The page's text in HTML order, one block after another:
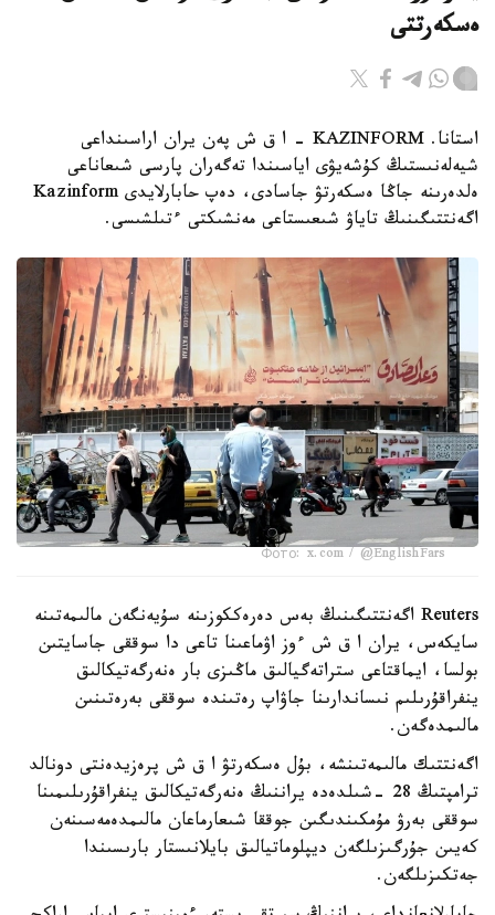
ەسكەرتتى
استانا. KAZINFORM - ا ق ش پەن يران اراسىنداعى
شيەلەنىستىڭ كۇشەيۋى اياسىندا تەگەران پارسى شىعاناعى
ەلدەرىنە جاڭا ەسكەرتۋ جاسادى، دەپ حابارلايدى Kazinform
اگەنتتىگىنىڭ تاياۋ شىعىستاعى مەنشىكتى ءتىلشىسى.
Фото: x.com / @EnglishFars
Reuters اگەنتتىگىنىڭ بەس دەرەككوزىنە سۇيەنگەن مالىمەتىنە
سايكەس، يران ا ق ش ءوز اۋماعىنا تاعى دا سوققى جاسايتىن
بولسا، ايماقتاعى ستراتەگيالىق ماڭىزى بار ەنەرگەتيكالىق
ينفراقۇرىلىم نىساندارىنا جاۋاپ رەتىندە سوققى بەرەتىنىن
مالىمدەگەن.
اگەنتتىك مالىمەتىنشە، بۇل ەسكەرتۋ ا ق ش پرەزيدەنتى دونالد
ترامپتىڭ 28 -شىلدەدە يراننىڭ ەنەرگەتيكالىق ينفراقۇرىلىمىنا
سوققى بەرۋ مۇمكىندىگىن جوققا شىعارماعان مالىمدەمەسىنەن
كەيىن جۇرگىزىلگەن ديپلوماتيالىق بايلانىستار بارىسىندا
جەتكىزىلگەن.